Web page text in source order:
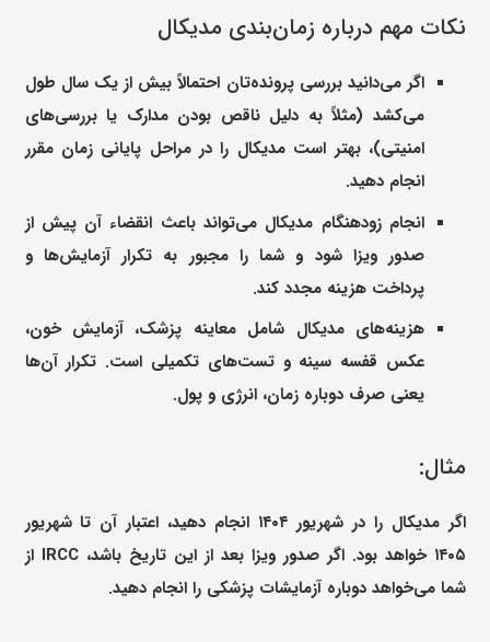
نکات مهم درباره زمان‌بندی مدیکال
اگر می‌دانید بررسی پرونده‌تان احتمالاً بیش از یک سال طول
می‌کشد (مثلاً به دلیل ناقص بودن مدارک یا بررسی‌های
امنیتی)، بهتر است مدیکال را در مراحل پایانی زمان مقرر
انجام دهید.
انجام زودهنگام مدیکال می‌تواند باعث انقضاء آن پیش از
صدور ویزا شود و شما را مجبور به تکرار آزمایش‌ها و
پرداخت هزینه مجدد کند.
هزینه‌های مدیکال شامل معاینه پزشک، آزمایش خون،
عکس قفسه سینه و تست‌های تکمیلی است. تکرار آن‌ها
یعنی صرف دوباره زمان، انرژی و پول.
مثال:
اگر مدیکال را در شهریور ۱۴۰۴ انجام دهید، اعتبار آن تا شهریور
۱۴۰۵ خواهد بود. اگر صدور ویزا بعد از این تاریخ باشد، IRCC از
شما می‌خواهد دوباره آزمایشات پزشکی را انجام دهید.